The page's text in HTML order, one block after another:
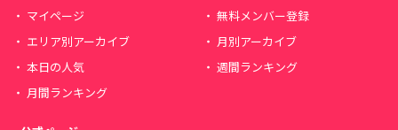
マイページ
無料メンバー登録
エリア別アーカイブ
月別アーカイブ
本日の人気
週間ランキング
月間ランキング